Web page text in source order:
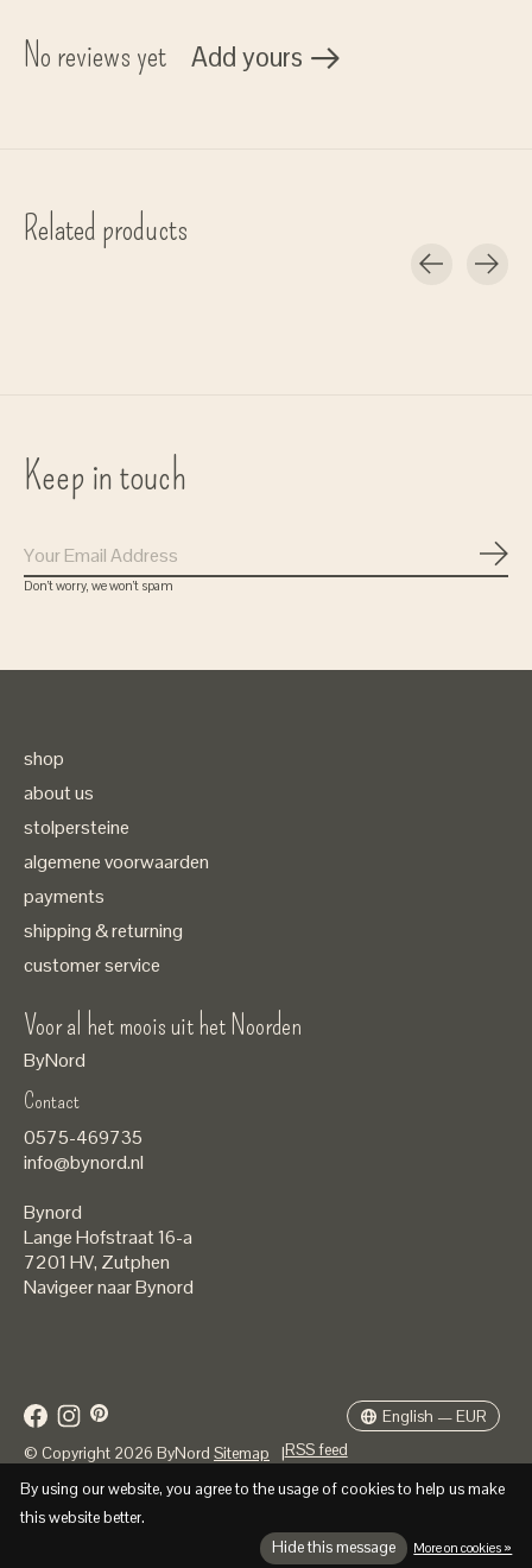
No reviews yet Add yours
Related products
Keep in touch
Don’t worry, we won’t spam
shop
about us
stolpersteine
algemene voorwaarden
payments
shipping & returning
customer service
Voor al het moois uit het Noorden
ByNord
Contact
0575-469735
info@bynord.nl
Bynord
Lange Hofstraat 16-a
7201 HV, Zutphen
Navigeer naar Bynord
© Copyright 2026 ByNord Sitemap |RSS feed
English — EUR
By using our website, you agree to the usage of cookies to help us make
this website better.
Hide this message
More on cookies »